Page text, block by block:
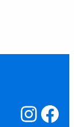
Salzstreuner